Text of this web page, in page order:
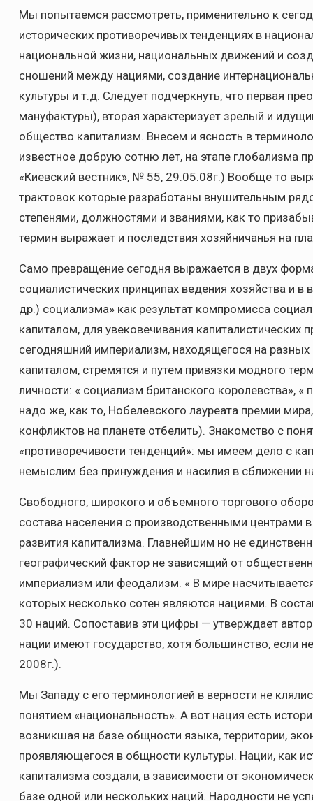
Мы попытаемся рассмотреть, применительно к
исторических противоречивых тенденциях в
национальной жизни, национальных движений и
сношений между нациями, создание
культуры и т.д. Следует подчеркнуть, что первая
мануфактуры), вторая характеризует зрелый и
общество капитализм. Внесем и ясность в
известное добрую сотню лет, на этапе глобализма
«Киевский вестник», № 55, 29.05.08г.) Вообще то
трактовок которые разработаны внушительным
степенями, должностями и званиями, как то
термин выражает и последствия хозяйничанья на
Само превращение сегодня выражается в двух
социалистических принципах ведения хозяйства и
др.) социализма» как результат компромисса
капиталом, для увековечивания
сегодняшний империализм, находящегося на
капиталом, стремятся и путем привязки модного
личности: « социализм британского королевства»,
надо же, как то, Нобелевского лауреата премии
конфликтов на планете отбелить). Знакомство с
«противоречивости тенденций»: мы имеем дело с
немыслим без принуждения и насилия в сближении
Свободного, широкого и объемного торгового
состава населения с производственными центрами
развития капитализма. Главнейшим но не
географический фактор не зависящий от
империализм или феодализм. « В мире
которых несколько сотен являются нациями. В
30 наций. Сопоставив эти цифры — утверждает
нации имеют государство, хотя большинство, если
2008г.).
Мы Западу с его терминологией в верности не
понятием «национальность». А вот нация есть
возникшая на базе общности языка, территории,
проявляющегося в общности культуры. Нации, как
капитализма создали, в зависимости от
базе одной или нескольких наций. Народности не